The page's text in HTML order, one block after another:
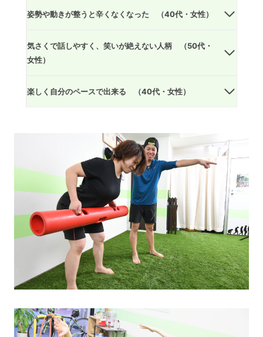
姿勢や動きが整うと辛くなくなった （40代・女性）
気さくで話しやすく、笑いが絶えない人柄 （50代・
女性）
楽しく自分のペースで出来る （40代・女性）